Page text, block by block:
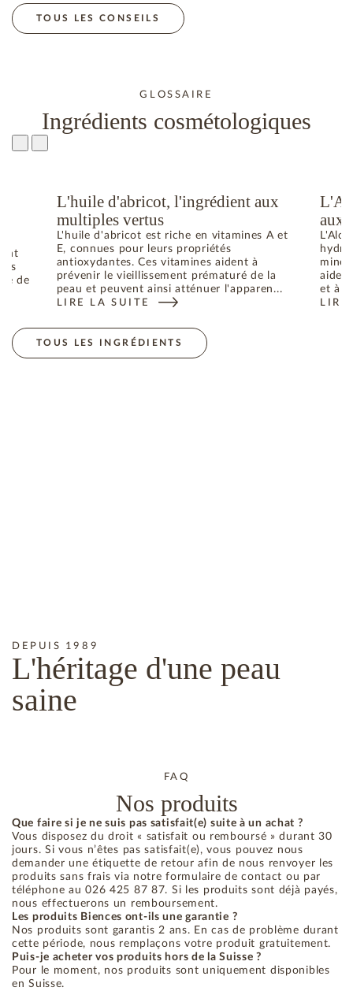
TOUS LES CONSEILS
GLOSSAIRE
Ingrédients cosmétologiques
de
L'huile d'abricot, l'ingrédient aux
multiples vertus
L'huile d'abricot est riche en vitamines A et
E, connues pour leurs propriétés
antioxydantes. Ces vitamines aident à
prévenir le vieillissement prématuré de la
peau et peuvent ainsi atténuer l'apparen...
LIRE LA SUITE
: L'HUILE D'ABRICOT, L'INGRÉDIENT AUX
aux
et à
:
TOUS LES INGRÉDIENTS
DEPUIS 1989
L'héritage d'une peau
saine
FAQ
Nos produits
Que faire si je ne suis pas satisfait(e) suite à un achat ?
Vous disposez du droit « satisfait ou remboursé » durant 30
jours. Si vous n’êtes pas satisfait(e), vous pouvez nous
demander une étiquette de retour afin de nous renvoyer les
produits sans frais via notre formulaire de contact ou par
téléphone au 026 425 87 87. Si les produits sont déjà payés,
nous effectuerons un remboursement.
Les produits Biences ont-ils une garantie ?
Nos produits sont garantis 2 ans. En cas de problème durant
cette période, nous remplaçons votre produit gratuitement.
Puis-je acheter vos produits hors de la Suisse ?
Pour le moment, nos produits sont uniquement disponibles
en Suisse.